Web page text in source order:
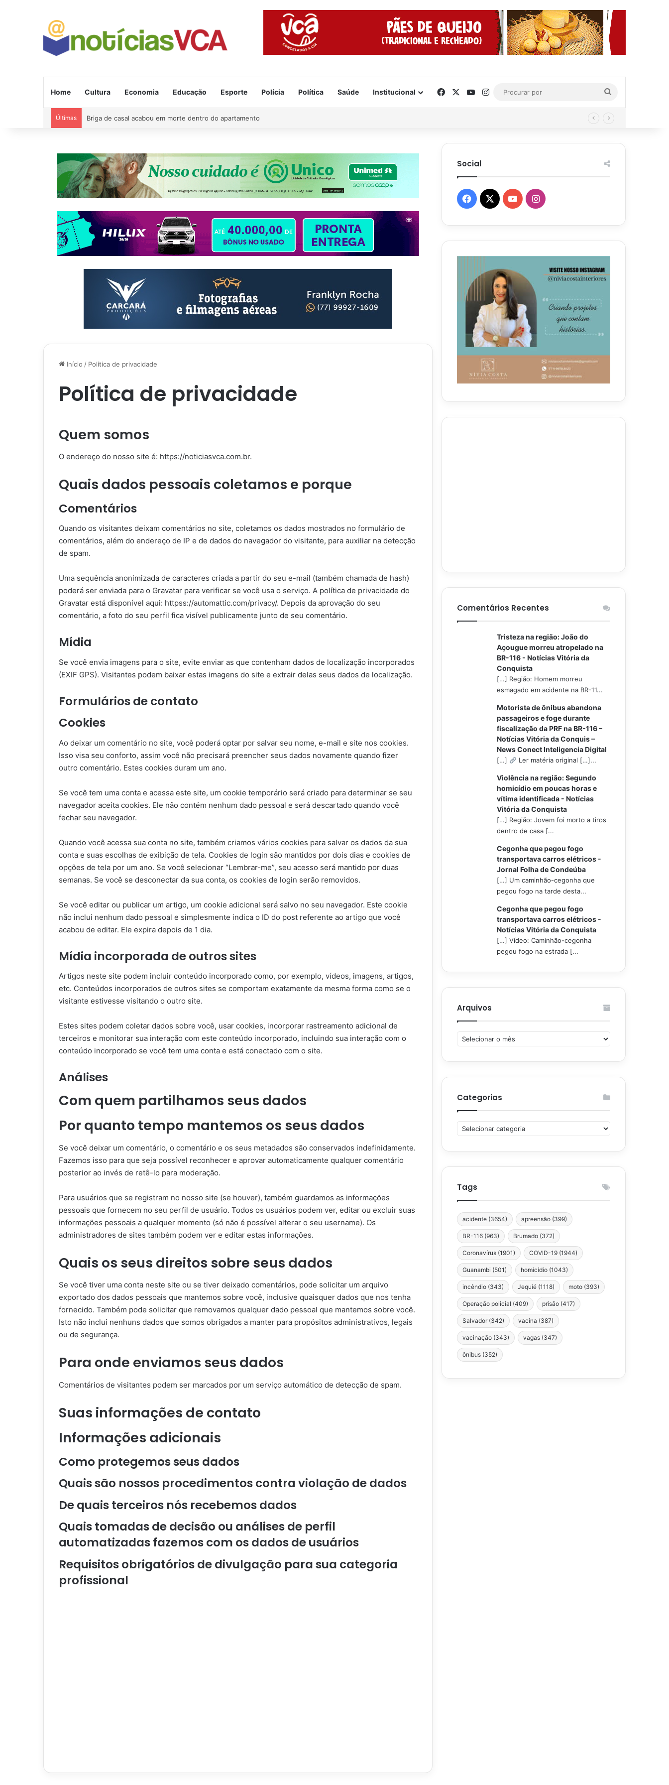
Home Cultura Economia Educação Esporte Polícia Política Saúde Institucional FacebookYouTube
Instagram
por
Últimas Briga de casal acabou em morte dentro do apartamento
Início / Política de privacidade
Política de privacidade
Quem somos
O endereço do nosso site é: https://noticiasvca.com.br.
Quais dados pessoais coletamos e porque
Comentários
Quando os visitantes deixam comentários no site, coletamos os dados mostrados no formulário de
comentários, além do endereço de IP e de dados do navegador do visitante, para auxiliar na detecção
de spam.
Uma sequência anonimizada de caracteres criada a partir do seu e-mail (também chamada de hash)
poderá ser enviada para o Gravatar para verificar se você usa o serviço. A política de privacidade do
Gravatar está disponível aqui: httpss://automattic.com/privacy/. Depois da aprovação do seu
comentário, a foto do seu perfil fica visível publicamente junto de seu comentário.
Mídia
Se você envia imagens para o site, evite enviar as que contenham dados de localização incorporados
(EXIF GPS). Visitantes podem baixar estas imagens do site e extrair delas seus dados de localização.
Formulários de contato
Cookies
Ao deixar um comentário no site, você poderá optar por salvar seu nome, e-mail e site nos cookies.
Isso visa seu conforto, assim você não precisará preencher seus dados novamente quando fizer
outro comentário. Estes cookies duram um ano.
Se você tem uma conta e acessa este site, um cookie temporário será criado para determinar se seu
navegador aceita cookies. Ele não contém nenhum dado pessoal e será descartado quando você
fechar seu navegador.
Quando você acessa sua conta no site, também criamos vários cookies para salvar os dados da sua
conta e suas escolhas de exibição de tela. Cookies de login são mantidos por dois dias e cookies de
opções de tela por um ano. Se você selecionar “Lembrar-me”, seu acesso será mantido por duas
semanas. Se você se desconectar da sua conta, os cookies de login serão removidos.
Se você editar ou publicar um artigo, um cookie adicional será salvo no seu navegador. Este cookie
não inclui nenhum dado pessoal e simplesmente indica o ID do post referente ao artigo que você
acabou de editar. Ele expira depois de 1 dia.
Mídia incorporada de outros sites
Artigos neste site podem incluir conteúdo incorporado como, por exemplo, vídeos, imagens, artigos,
etc. Conteúdos incorporados de outros sites se comportam exatamente da mesma forma como se o
visitante estivesse visitando o outro site.
Estes sites podem coletar dados sobre você, usar cookies, incorporar rastreamento adicional de
terceiros e monitorar sua interação com este conteúdo incorporado, incluindo sua interação com o
conteúdo incorporado se você tem uma conta e está conectado com o site.
Análises
Com quem partilhamos seus dados
Por quanto tempo mantemos os seus dados
Se você deixar um comentário, o comentário e os seus metadados são conservados indefinidamente.
Fazemos isso para que seja possível reconhecer e aprovar automaticamente qualquer comentário
posterior ao invés de retê-lo para moderação.
Para usuários que se registram no nosso site (se houver), também guardamos as informações
pessoais que fornecem no seu perfil de usuário. Todos os usuários podem ver, editar ou excluir suas
informações pessoais a qualquer momento (só não é possível alterar o seu username). Os
administradores de sites também podem ver e editar estas informações.
Quais os seus direitos sobre seus dados
Se você tiver uma conta neste site ou se tiver deixado comentários, pode solicitar um arquivo
exportado dos dados pessoais que mantemos sobre você, inclusive quaisquer dados que nos tenha
fornecido. Também pode solicitar que removamos qualquer dado pessoal que mantemos sobre você.
Isto não inclui nenhuns dados que somos obrigados a manter para propósitos administrativos, legais
ou de segurança.
Para onde enviamos seus dados
Comentários de visitantes podem ser marcados por um serviço automático de detecção de spam.
Suas informações de contato
Informações adicionais
Como protegemos seus dados
Quais são nossos procedimentos contra violação de dados
De quais terceiros nós recebemos dados
Quais tomadas de decisão ou análises de perfil
automatizadas fazemos com os dados de usuários
Requisitos obrigatórios de divulgação para sua categoria
profissional
Social
Facebook
X YouTubeInstagram
Comentários Recentes
Tristeza na região: João do
Açougue morreu atropelado na
BR-116 - Notícias Vitória da
Conquista
[…] Região: Homem morreu
esmagado em acidente na BR-11...
Motorista de ônibus abandona
passageiros e foge durante
fiscalização da PRF na BR-116 –
Notícias Vitória da Conquis –
News Conect Inteligencia Digital
[…] Ler matéria original […]...
Violência na região: Segundo
homicídio em poucas horas e
vítima identificada - Notícias
Vitória da Conquista
[…] Região: Jovem foi morto a tiros
dentro de casa [...
Cegonha que pegou fogo
transportava carros elétricos -
Jornal Folha de Condeúba
[…] Um caminhão-cegonha que
pegou fogo na tarde desta...
Cegonha que pegou fogo
transportava carros elétricos -
Notícias Vitória da Conquista
[…] Vídeo: Caminhão-cegonha
pegou fogo na estrada [...
Arquivos
Arquivos
Categorias
Categorias
Tags
acidente (3654) apreensão (399)
BR-116 (963) Brumado (372)
Coronavírus (1901) COVID-19 (1944)
Guanambi (501) homicídio (1043)
incêndio (343) Jequié (1118) moto (393)
Operação policial (409) prisão (417)
Salvador (342) vacina (387)
vacinação (343) vagas (347)
ônibus (352)